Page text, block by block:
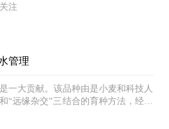
注
管理
一大贡献。该品种由是小麦和科技人
“远缘杂交”三结合的育种方法，经过